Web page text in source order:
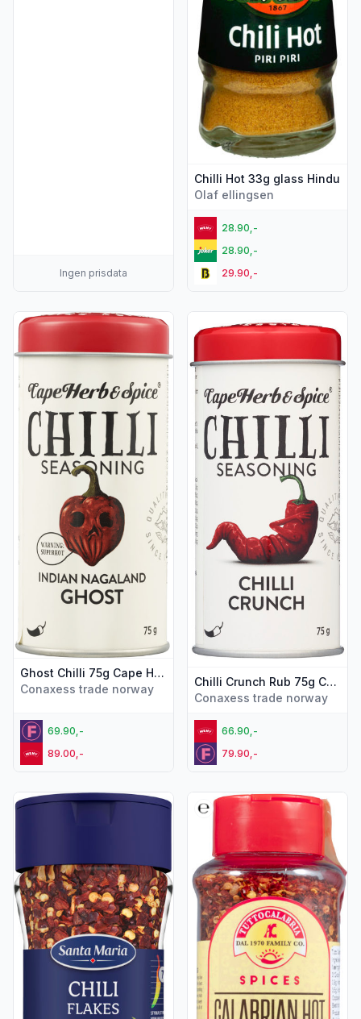
Ingen prisdata
Chilli Hot 33g glass Hindu
Olaf ellingsen
28.90,-
28.90,-
29.90,-
Ghost Chilli 75g Cape Herb&Spice
Conaxess trade norway
69.90,-
89.00,-
Vis flere detaljer for produktet "Ghost Chilli 75g Cape
Chilli Crunch Rub 75g Cape Herb&Spice
Conaxess trade norway
66.90,-
79.90,-
Vis flere detaljer for
Vis flere detaljer for produktet "Chili Flakes 39g St.Maria"
Vis flere detaljer for